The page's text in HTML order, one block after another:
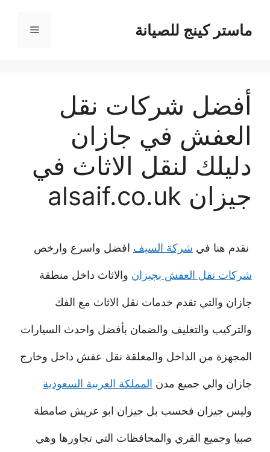
المحتوىماستر كينج للصيانة القائمة
أفضل شركات نقل
العفش في جازان
دليلك لنقل الاثاث في
جيزان alsaif.co.uk
نقدم هنا في شركة السيف افضل واسرع وارخص
شركات نقل العفش بجبزان والاثاث داخل منطقة
جازان والتي تقدم خدمات نقل الاثاث مع الفك
والتركيب والتغليف والضمان بأفضل واحدث السيارات
المجهزة من الداخل والمغلقة نقل عفش داخل وخارج
جازان والي جميع مدن المملكة العربية السعودية
وليس جيزان فحسب بل جيزان ابو عريش صامطة
صبيا وجميع القري والمحافظات التي تجاورها وهي